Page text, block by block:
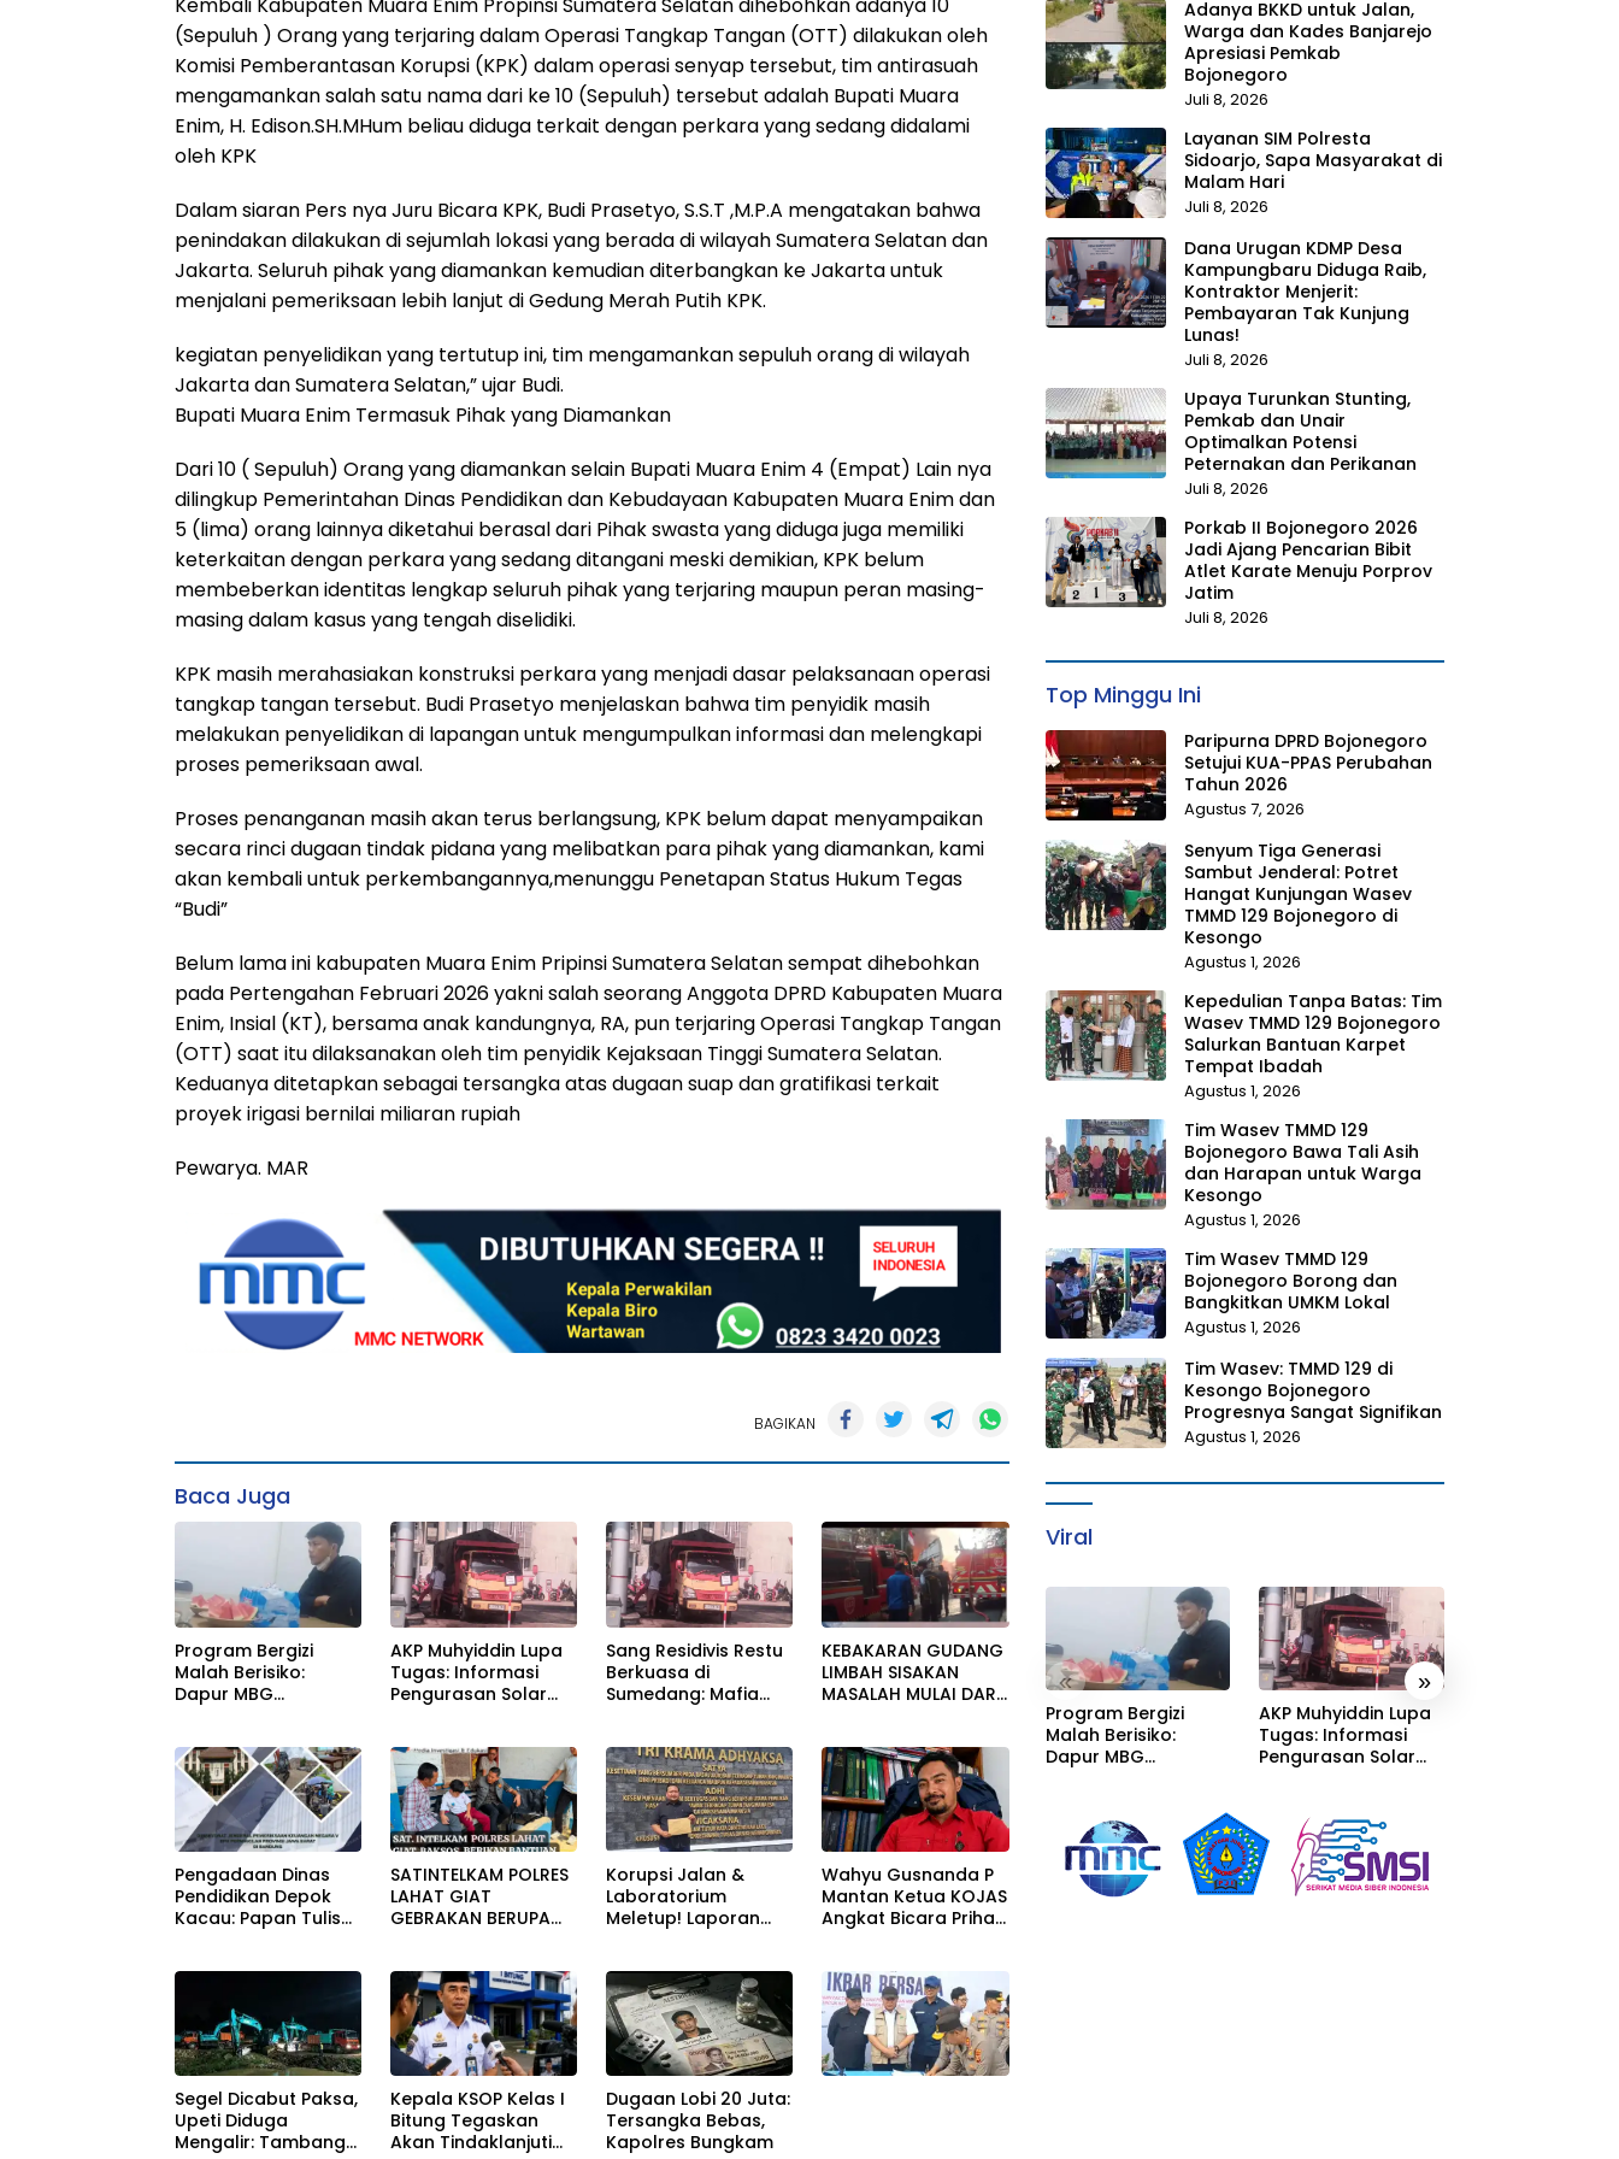
Kembali Kabupaten Muara Enim Propinsi Sumatera Selatan dihebohkan adanya 10
(Sepuluh ) Orang yang terjaring dalam Operasi Tangkap Tangan (OTT) dilakukan oleh
Komisi Pemberantasan Korupsi (KPK) dalam operasi senyap tersebut, tim antirasuah
mengamankan salah satu nama dari ke 10 (Sepuluh) tersebut adalah Bupati Muara
Enim, H. Edison.SH.MHum beliau diduga terkait dengan perkara yang sedang didalami
oleh KPK
Dalam siaran Pers nya Juru Bicara KPK, Budi Prasetyo, S.S.T ,M.P.A mengatakan bahwa
penindakan dilakukan di sejumlah lokasi yang berada di wilayah Sumatera Selatan dan
Jakarta. Seluruh pihak yang diamankan kemudian diterbangkan ke Jakarta untuk
menjalani pemeriksaan lebih lanjut di Gedung Merah Putih KPK.
kegiatan penyelidikan yang tertutup ini, tim mengamankan sepuluh orang di wilayah
Jakarta dan Sumatera Selatan,” ujar Budi.
Bupati Muara Enim Termasuk Pihak yang Diamankan
Dari 10 ( Sepuluh) Orang yang diamankan selain Bupati Muara Enim 4 (Empat) Lain nya
dilingkup Pemerintahan Dinas Pendidikan dan Kebudayaan Kabupaten Muara Enim dan
5 (lima) orang lainnya diketahui berasal dari Pihak swasta yang diduga juga memiliki
keterkaitan dengan perkara yang sedang ditangani meski demikian, KPK belum
membeberkan identitas lengkap seluruh pihak yang terjaring maupun peran masing-
masing dalam kasus yang tengah diselidiki.
KPK masih merahasiakan konstruksi perkara yang menjadi dasar pelaksanaan operasi
tangkap tangan tersebut. Budi Prasetyo menjelaskan bahwa tim penyidik masih
melakukan penyelidikan di lapangan untuk mengumpulkan informasi dan melengkapi
proses pemeriksaan awal.
Proses penanganan masih akan terus berlangsung, KPK belum dapat menyampaikan
secara rinci dugaan tindak pidana yang melibatkan para pihak yang diamankan, kami
akan kembali untuk perkembangannya,menunggu Penetapan Status Hukum Tegas
“Budi”
Belum lama ini kabupaten Muara Enim Pripinsi Sumatera Selatan sempat dihebohkan
pada Pertengahan Februari 2026 yakni salah seorang Anggota DPRD Kabupaten Muara
Enim, Insial (KT), bersama anak kandungnya, RA, pun terjaring Operasi Tangkap Tangan
(OTT) saat itu dilaksanakan oleh tim penyidik ⁠Kejaksaan Tinggi Sumatera Selatan.
Keduanya ditetapkan sebagai tersangka atas dugaan suap dan gratifikasi terkait
proyek irigasi bernilai miliaran rupiah
Pewarya. MAR
BAGIKAN
Baca Juga
Program Bergizi
Malah Berisiko:
Dapur MBG
Fasilitas Jauh dari
Standar
AKP Muhyiddin Lupa
Tugas: Informasi
Pengurasan Solar
Lain Carikan Bukti!
Sang Residivis Restu
Berkuasa di
Sumedang: Mafia
Terangan, Seolah
Hukum Bungkam
KEBAKARAN GUDANG
LIMBAH SISAKAN
MASALAH MULAI DARI
TERSEBUT TAK
KANTONGI IZIN
LINGKUNGAN
Pengadaan Dinas
Pendidikan Depok
Kacau: Papan Tulis
Aturan, Harga
Disembunyikan!
SATINTELKAM POLRES
LAHAT GIAT
GEBRAKAN BERUPA
PERLENGKAPAN
SEKOLAH
Korupsi Jalan &
Laboratorium
Meletup! Laporan
Baru Awal
Gempuran
Wahyu Gusnanda P
Mantan Ketua KOJAS
Angkat Bicara Prihal
Segel Dicabut Paksa,
Upeti Diduga
Mengalir: Tambang
Kepala KSOP Kelas I
Bitung Tegaskan
Akan Tindaklanjuti
Dugaan Lobi 20 Juta:
Tersangka Bebas,
Kapolres Bungkam
Adanya BKKD untuk Jalan,
Warga dan Kades Banjarejo
Apresiasi Pemkab
Bojonegoro
Juli 8, 2026
Layanan SIM Polresta
Sidoarjo, Sapa Masyarakat di
Malam Hari
Juli 8, 2026
Dana Urugan KDMP Desa
Kampungbaru Diduga Raib,
Kontraktor Menjerit:
Pembayaran Tak Kunjung
Lunas!
Juli 8, 2026
Upaya Turunkan Stunting,
Pemkab dan Unair
Optimalkan Potensi
Peternakan dan Perikanan
Juli 8, 2026
Porkab II Bojonegoro 2026
Jadi Ajang Pencarian Bibit
Atlet Karate Menuju Porprov
Jatim
Juli 8, 2026
Top Minggu Ini
Paripurna DPRD Bojonegoro
Setujui KUA-PPAS Perubahan
Tahun 2026
Agustus 7, 2026
Senyum Tiga Generasi
Sambut Jenderal: Potret
Hangat Kunjungan Wasev
TMMD 129 Bojonegoro di
Kesongo
Agustus 1, 2026
Kepedulian Tanpa Batas: Tim
Wasev TMMD 129 Bojonegoro
Salurkan Bantuan Karpet
Tempat Ibadah
Agustus 1, 2026
Tim Wasev TMMD 129
Bojonegoro Bawa Tali Asih
dan Harapan untuk Warga
Kesongo
Agustus 1, 2026
Tim Wasev TMMD 129
Bojonegoro Borong dan
Bangkitkan UMKM Lokal
Agustus 1, 2026
Tim Wasev: TMMD 129 di
Kesongo Bojonegoro
Progresnya Sangat Signifikan
Agustus 1, 2026
Viral
« »
Program Bergizi
Malah Berisiko:
Dapur MBG
Fasilitas Jauh dari
Standar
AKP Muhyiddin Lupa
Tugas: Informasi
Pengurasan Solar
Lain Carikan Bukti!